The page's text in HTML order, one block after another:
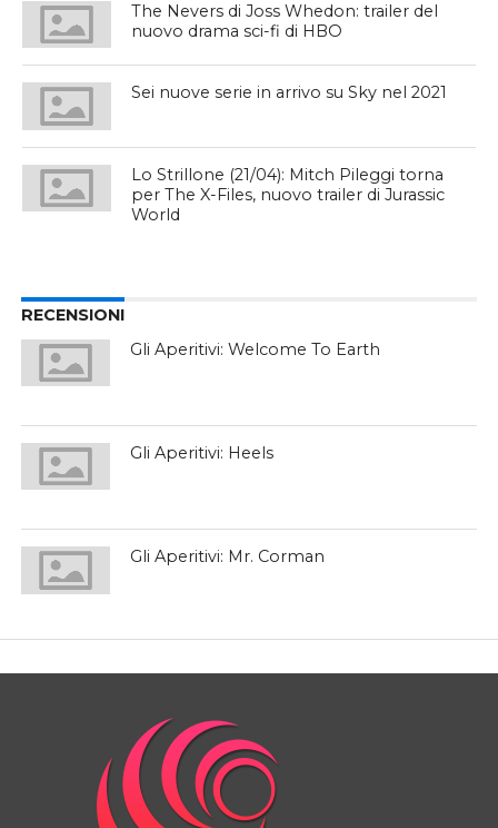
The Nevers di Joss Whedon: trailer del
nuovo drama sci-fi di HBO
Sei nuove serie in arrivo su Sky nel 2021
Lo Strillone (21/04): Mitch Pileggi torna
per The X-Files, nuovo trailer di Jurassic
World
RECENSIONI
Gli Aperitivi: Welcome To Earth
Gli Aperitivi: Heels
Gli Aperitivi: Mr. Corman